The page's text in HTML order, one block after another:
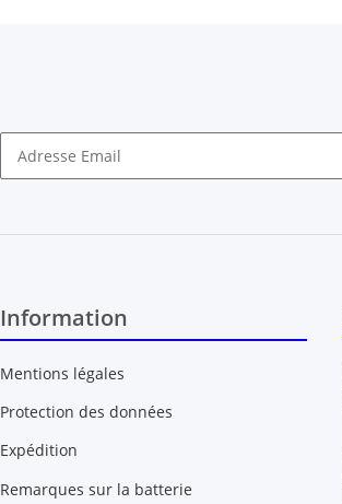
Information
Mentions légales
Protection des données
Expédition
Remarques sur la batterie